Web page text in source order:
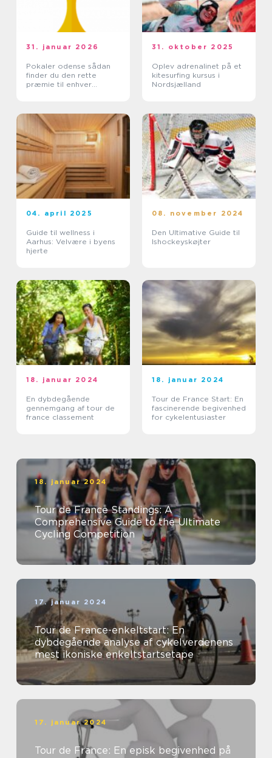
31. januar 2026
Pokaler odense sådan
finder du den rette
præmie til enhver
31. oktober 2025
Oplev adrenalinet på et
kitesurfing kursus i
Nordsjælland
04. april 2025
Guide til wellness i
Aarhus: Velvære i byens
hjerte
08. november 2024
Den Ultimative Guide til
Ishockeyskøjter
18. januar 2024
En dybdegående
gennemgang af tour de
france classement
18. januar 2024
Tour de France Start: En
fascinerende begivenhed
for cykelentusiaster
18. januar 2024
Tour de France Standings: A
Comprehensive Guide to the Ultimate
Cycling Competition
17. januar 2024
Tour de France-enkeltstart: En
dybdegående analyse af cykelverdenens
mest ikoniske enkeltstartsetape
17. januar 2024
Tour de France: En episk begivenhed på